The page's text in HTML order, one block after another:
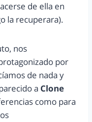
de ella en
la recuperara).
nos
por
de nada y
a Clone
como para